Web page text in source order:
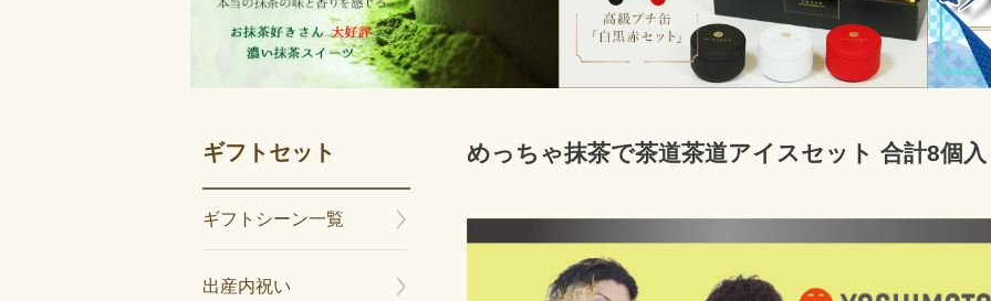
めっちゃ抹茶で茶道茶道アイスセット 合計8個
ギフトセット
ギフトシーン一覧
出産内祝い